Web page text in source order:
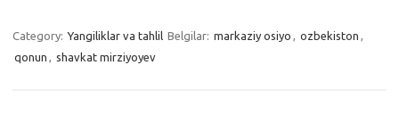
Category: Yangiliklar va tahlil Belgilar: markaziy osiyo , ozbekiston ,
qonun , shavkat mirziyoyev